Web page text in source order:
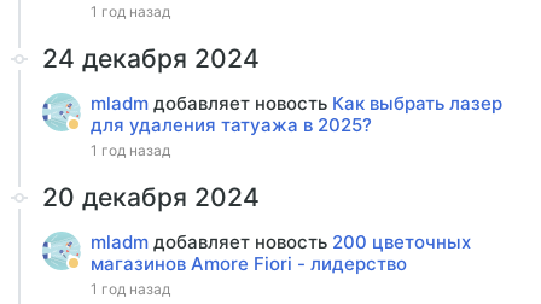
1 год назад
24 декабря 2024
mladm добавляет новость Как выбрать лазер
для удаления татуажа в 2025?
1 год назад
20 декабря 2024
mladm добавляет новость 200 цветочных
магазинов Amore Fiori - лидерство
1 год назад